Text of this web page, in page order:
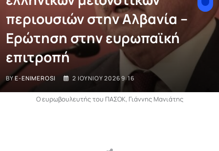
περιουσιών στην Αλβανία –
Ερώτηση στην ευρωπαϊκή
επιτροπή
BYE-ENIMEROSI 2 ΙΟΥΝΊΟΥ 2026 9:16
Ο ευρωβουλευτής του ΠΑΣΟΚ, Γιάννης Μανιάτης